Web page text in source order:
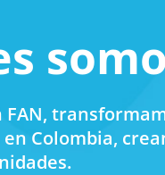
FAN,
Colombia,